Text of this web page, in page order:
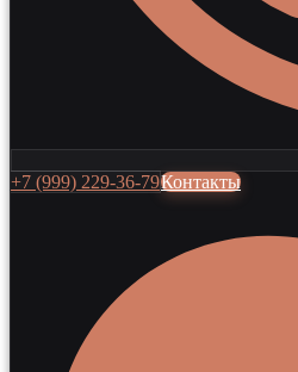
+7 (999) 229-36-79Контакты